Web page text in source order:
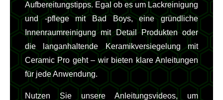
Aufbereitungstipps. Egal ob es um Lackreinigung
und -pflege mit Bad Boys, eine gründliche
Innenraumreinigung mit Detail Produkten oder
die langanhaltende Keramikversiegelung mit
Ceramic Pro geht – wir bieten klare Anleitungen
für jede Anwendung.
Nutzen Sie unsere Anleitungsvideos, um